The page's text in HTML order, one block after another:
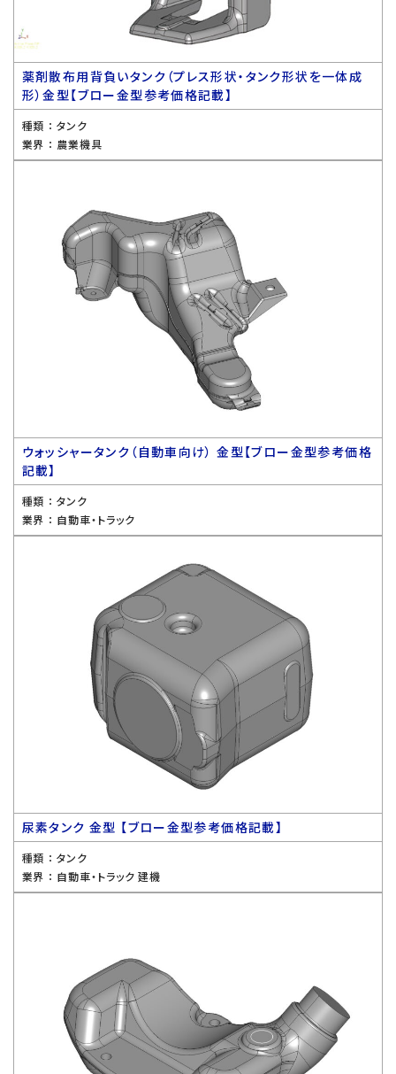
薬剤散布用背負いタンク（プレス形状・タンク形状を一体成
形）金型【ブロー金型参考価格記載】
種類 ： タンク
業界 ： 農業機具
ウォッシャータンク（自動車向け） 金型【ブロー金型参考価格
記載】
種類 ： タンク
業界 ： 自動車・トラック
尿素タンク 金型 【ブロー金型参考価格記載】
種類 ： タンク
業界 ： 自動車・トラック 建機